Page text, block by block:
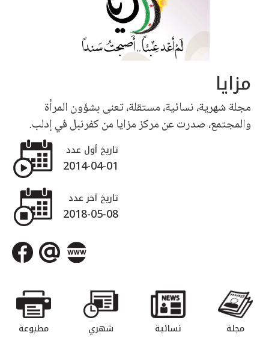
مزايا
مجلة شهرية، نسائية، مستقلة، تعنى بشؤون المرأة
والمجتمع، صدرت عن مركز مزايا من كفرنبل في إدلب.
تاريخ أول عدد
2014-04-01
تاريخ آخر عدد
2018-05-08
مجلة نسائية شهري مطبوعة